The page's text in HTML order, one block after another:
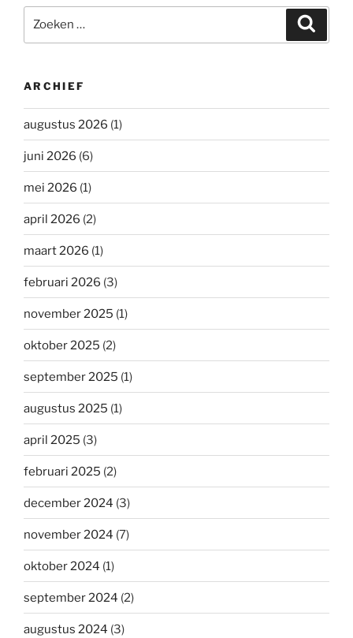
naar:
ARCHIEF
augustus 2026 (1)
juni 2026 (6)
mei 2026 (1)
april 2026 (2)
maart 2026 (1)
februari 2026 (3)
november 2025 (1)
oktober 2025 (2)
september 2025 (1)
augustus 2025 (1)
april 2025 (3)
februari 2025 (2)
december 2024 (3)
november 2024 (7)
oktober 2024 (1)
september 2024 (2)
augustus 2024 (3)